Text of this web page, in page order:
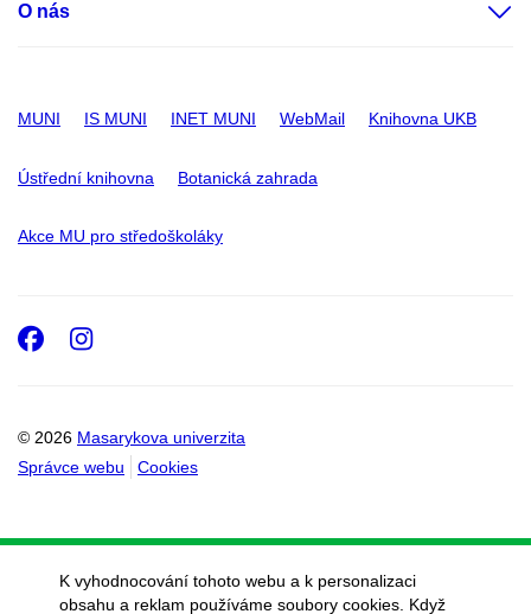
O nás
MUNI IS MUNI INET MUNI WebMail Knihovna UKB
Ústřední knihovna Botanická zahrada
Akce MU pro středoškoláky
© 2026 Masarykova univerzita
Správce webu
Cookies
Facebook
Instagram
K vyhodnocování tohoto webu a k personalizaci
obsahu a reklam používáme soubory cookies. Když